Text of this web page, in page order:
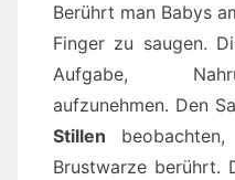
Berührt man Babys
Finger zu saugen.
Aufgabe,
aufzunehmen. Den
Stillen
Brustwarze berührt.